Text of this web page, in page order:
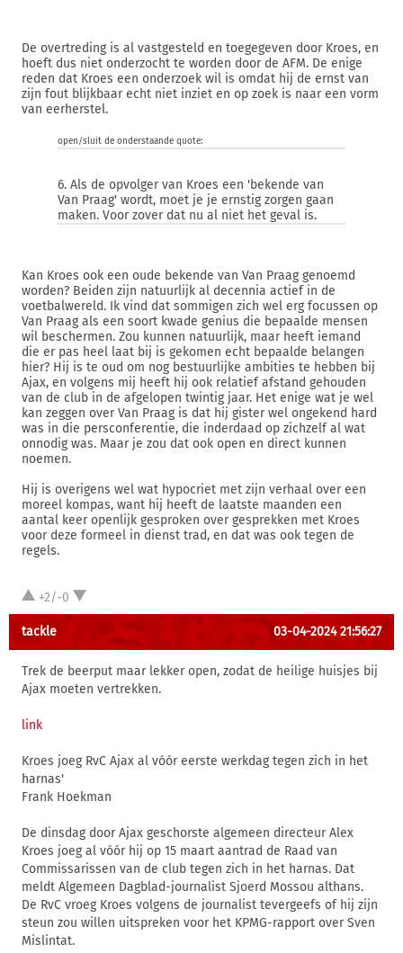
De overtreding is al vastgesteld en toegegeven door Kroes, en
hoeft dus niet onderzocht te worden door de AFM. De enige
reden dat Kroes een onderzoek wil is omdat hij de ernst van
zijn fout blijkbaar echt niet inziet en op zoek is naar een vorm
van eerherstel.
open/sluit de onderstaande quote:
6. Als de opvolger van Kroes een 'bekende van
Van Praag' wordt, moet je je ernstig zorgen gaan
maken. Voor zover dat nu al niet het geval is.
Kan Kroes ook een oude bekende van Van Praag genoemd
worden? Beiden zijn natuurlijk al decennia actief in de
voetbalwereld. Ik vind dat sommigen zich wel erg focussen op
Van Praag als een soort kwade genius die bepaalde mensen
wil beschermen. Zou kunnen natuurlijk, maar heeft iemand
die er pas heel laat bij is gekomen echt bepaalde belangen
hier? Hij is te oud om nog bestuurlijke ambities te hebben bij
Ajax, en volgens mij heeft hij ook relatief afstand gehouden
van de club in de afgelopen twintig jaar. Het enige wat je wel
kan zeggen over Van Praag is dat hij gister wel ongekend hard
was in die persconferentie, die inderdaad op zichzelf al wat
onnodig was. Maar je zou dat ook open en direct kunnen
noemen.
Hij is overigens wel wat hypocriet met zijn verhaal over een
moreel kompas, want hij heeft de laatste maanden een
aantal keer openlijk gesproken over gesprekken met Kroes
voor deze formeel in dienst trad, en dat was ook tegen de
regels.
+2/-0
tackle 03-04-2024 21:56:27
Trek de beerput maar lekker open, zodat de heilige huisjes bij
Ajax moeten vertrekken.
link
Kroes joeg RvC Ajax al vóór eerste werkdag tegen zich in het
harnas'
Frank Hoekman
De dinsdag door Ajax geschorste algemeen directeur Alex
Kroes joeg al vóór hij op 15 maart aantrad de Raad van
Commissarissen van de club tegen zich in het harnas. Dat
meldt Algemeen Dagblad-journalist Sjoerd Mossou althans.
De RvC vroeg Kroes volgens de journalist tevergeefs of hij zijn
steun zou willen uitspreken voor het KPMG-rapport over Sven
Mislintat.